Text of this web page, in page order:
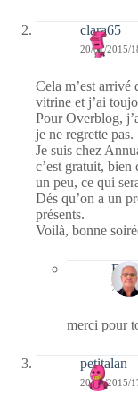
clara65
20/01/2015/
Cela m’est arrivé
vitrine et j’ai
Pour Overblog,
je ne regrette pas.
Je suis chez
c’est gratuit, bien
un peu, ce qui
Dés qu’on a un
présents.
Voilà, bonne
20/
merci pour
petitalan
20/01/2015/